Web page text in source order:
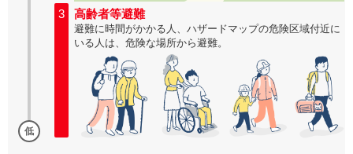
低
3 高齢者等避難
避難に時間がかかる人、ハザードマップの危険区域付近に
いる人は、危険な場所から避難。